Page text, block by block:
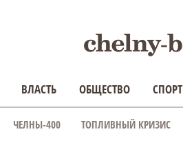
ВЛАСТЬ ОБЩЕСТВО СПОРТ
ЧЕЛНЫ-400 ТОПЛИВНЫЙ КРИЗИС